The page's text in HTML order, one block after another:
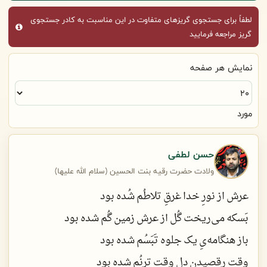
لطفاً برای جستجوی گریزهای متفاوت در این مناسبت به کادر جستجوی
گریز مراجعه فرمایید
نمایش هر صفحه
مورد
حسن لطفی
ولادت حضرت رقيه بنت الحسين (سلام الله عليها)
عرش از نورِ خدا غرقِ تلاطُم شُده بود
بَسکه می‌ریخت گُل از عرش زمین گُم شده بود
باز هنگامه‌یِ یک جلوه تَبَسُم شده بود
وقتِ رقصیدنِ دل وقتِ ترنُم شده بود